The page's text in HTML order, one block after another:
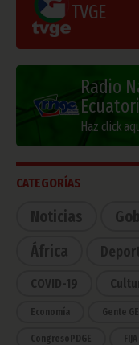
TVGE
Radio
Haz click
CATEGORÍAS
Noticias
África
COVID-19
Economía Gente GE
CongresoPDGE FIJA